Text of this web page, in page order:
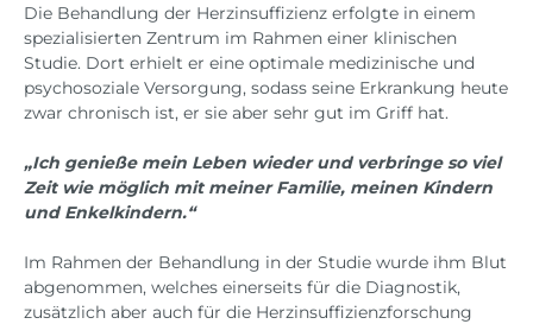
Die Behandlung der Herzinsuffizienz erfolgte in einem
spezialisierten Zentrum im Rahmen einer klinischen
Studie. Dort erhielt er eine optimale medizinische und
psychosoziale Versorgung, sodass seine Erkrankung heute
zwar chronisch ist, er sie aber sehr gut im Griff hat.
„Ich genieße mein Leben wieder und verbringe so viel
Zeit wie möglich mit meiner Familie, meinen Kindern
und Enkelkindern.“
Im Rahmen der Behandlung in der Studie wurde ihm Blut
abgenommen, welches einerseits für die Diagnostik,
zusätzlich aber auch für die Herzinsuffizienzforschung